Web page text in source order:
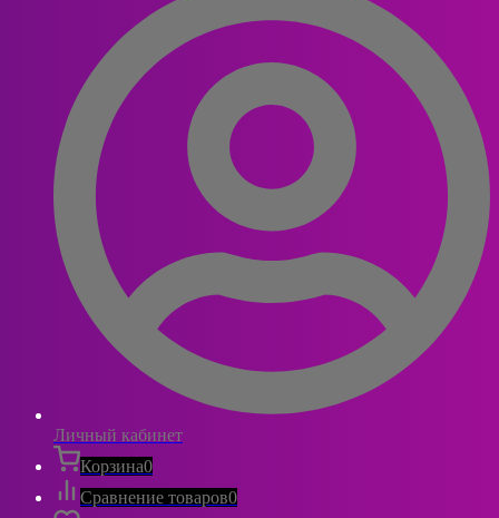
Личный кабинет
Корзина0
Сравнение товаров0